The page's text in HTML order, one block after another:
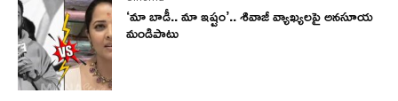
‘మా బాడీ.. మా ఇష్టం’.. శివాజీ వ్యాఖ్యలపై అనసూయ
మండిపాటు